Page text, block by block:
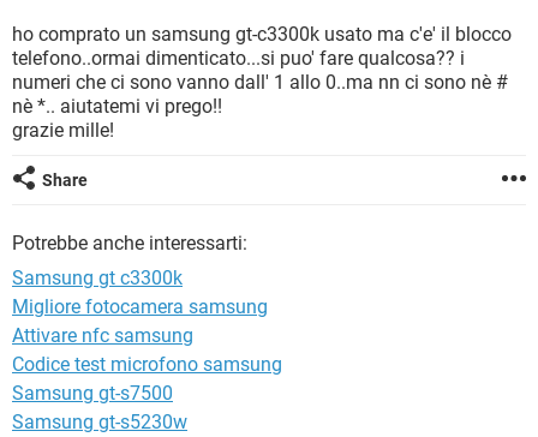
HARDWARE
TIKTOK FACEBOOK
HARDWARE
iOS WINDOWS 10
INSTAGRAM WHATSAPP
TIKTOK
ho comprato un samsung gt-c3300k usato ma c'e' il blocco
telefono..ormai dimenticato...si puo' fare qualcosa?? i
numeri che ci sono vanno dall' 1 allo 0..ma nn ci sono nè #
nè *.. aiutatemi vi prego!!
grazie mille!
Share
Potrebbe anche interessarti:
Samsung gt c3300k
Migliore fotocamera samsung
Attivare nfc samsung
Codice test microfono samsung
Samsung gt-s7500
Samsung gt-s5230w